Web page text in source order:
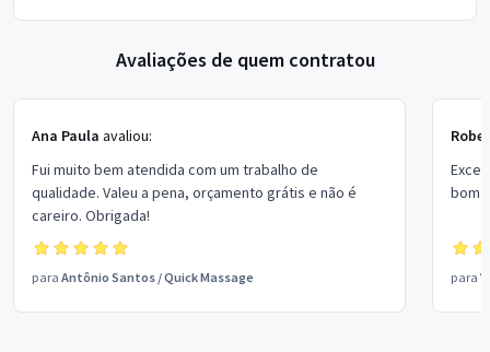
Avaliações de quem contratou
Ana Paula avaliou:
Fui muito bem atendida com um trabalho de
qualidade. Valeu a pena, orçamento grátis e não é
careiro. Obrigada!
para Antônio Santos /Quick Massage
bom
para